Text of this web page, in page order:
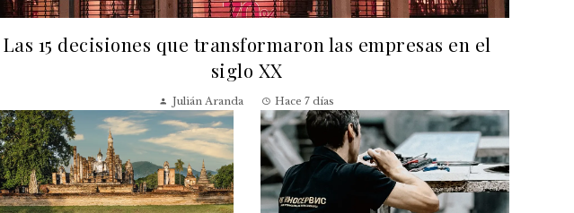
Las 15 decisiones que transformaron las empresas en el
siglo XX
Julián Aranda Hace 7 días